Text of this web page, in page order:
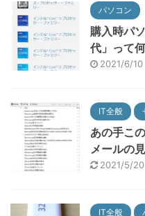
パソコン
購入時パ
代」って
2021/6/10
IT全般
あの手こ
メールの
2021/5/20
IT全般